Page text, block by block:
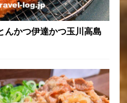
んかつ伊達かつ玉川高島